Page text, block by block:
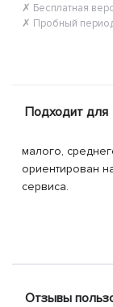
✗ Бесплатная
✗ Пробный
Подходит для
малого,
ориентирован
сервиса.
Отзывы